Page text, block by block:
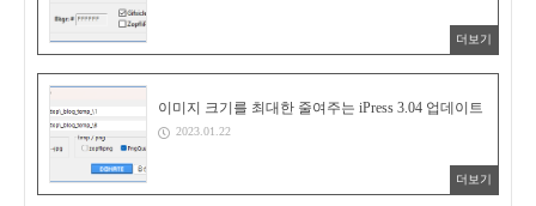
더보기
이미지 크기를 최대한 줄여주는 iPress 3.04 업데이트
2023.01.22
더보기